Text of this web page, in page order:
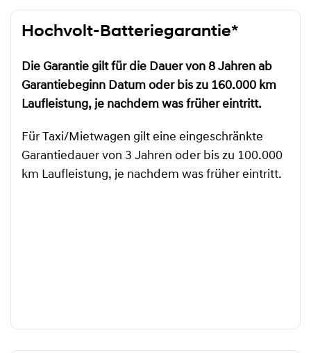
Hochvolt-Batteriegarantie*
Die Garantie gilt für die Dauer von 8 Jahren ab
Garantiebeginn Datum oder bis zu 160.000 km
Laufleistung, je nachdem was früher eintritt.
Für Taxi/Mietwagen gilt eine eingeschränkte
Garantiedauer von 3 Jahren oder bis zu 100.000
km Laufleistung, je nachdem was früher eintritt.